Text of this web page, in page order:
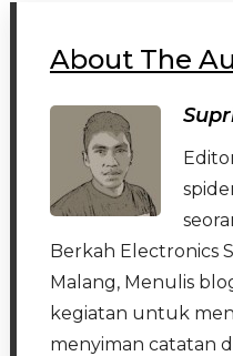
About The
Berkah Electronics
Malang, Menulis
kegiatan untuk
menyiman catatan